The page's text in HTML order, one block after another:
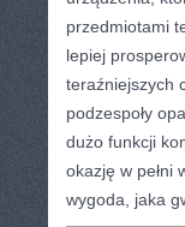
przedmiotami
lepiej
teraźniejszych
podzespoły
dużo funkcji
okazję w pełni
wygoda, jaka